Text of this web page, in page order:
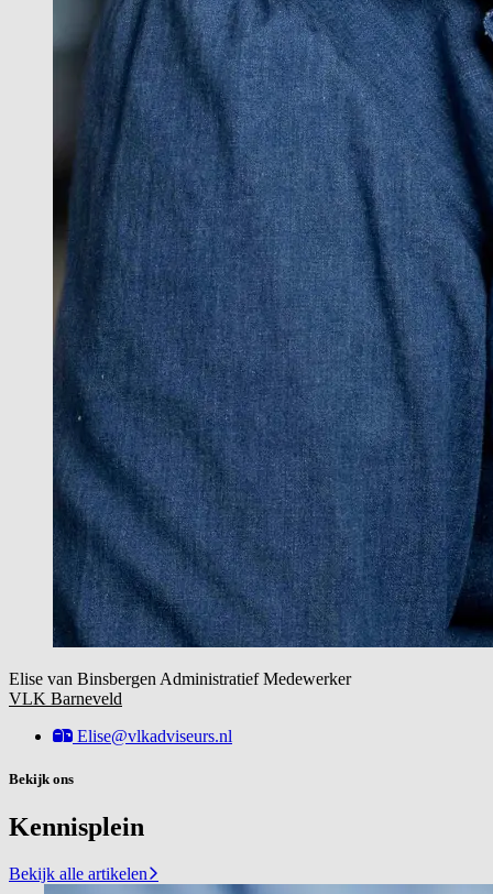
Elise van Binsbergen Administratief Medewerker
VLK Barneveld
Elise@vlkadviseurs.nl
Bekijk ons
Kennisplein
Bekijk alle artikelen